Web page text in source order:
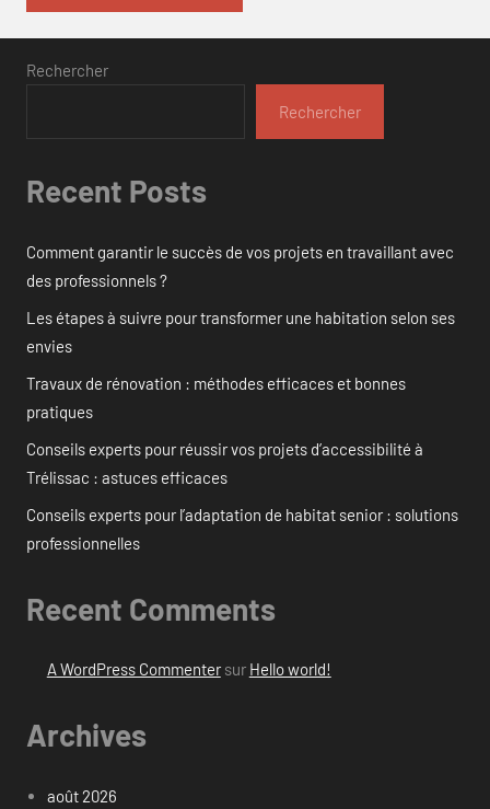
Rechercher
Rechercher
Recent Posts
Comment garantir le succès de vos projets en travaillant avec
des professionnels ?
Les étapes à suivre pour transformer une habitation selon ses
envies
Travaux de rénovation : méthodes efficaces et bonnes
pratiques
Conseils experts pour réussir vos projets d’accessibilité à
Trélissac : astuces efficaces
Conseils experts pour l’adaptation de habitat senior : solutions
professionnelles
Recent Comments
A WordPress Commentersur Hello world!
Archives
août 2026